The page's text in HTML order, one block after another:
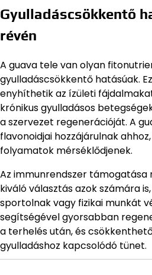
Gyulladáscsökkentő
révén
A guava tele van olyan
gyulladáscsökkentő hatásúak.
enyhíthetik az ízületi
krónikus gyulladásos
a szervezet regenerációját. A
flavonoidjai hozzájárulnak
folyamatok mérséklődjenek.
Az immunrendszer
kiváló választás azok számára
sportolnak vagy fizikai munkát
segítségével gyorsabban
a terhelés után, és
gyulladáshoz kapcsolódó tünet.